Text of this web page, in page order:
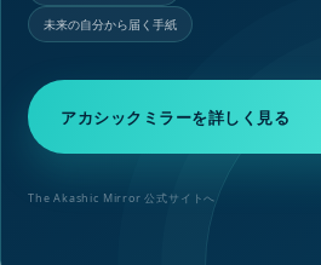
未来の自分から届く手紙
アカシックミラーを詳しく見る
The Akashic Mirror 公式サイトへ